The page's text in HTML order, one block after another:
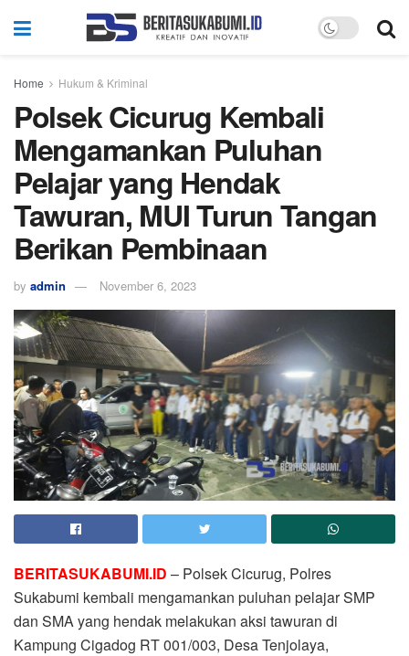
Home Hukum & Kriminal
Polsek Cicurug Kembali
Mengamankan Puluhan
Pelajar yang Hendak
Tawuran, MUI Turun Tangan
Berikan Pembinaan
by admin November 6, 2023
BERITASUKABUMI.ID – Polsek Cicurug, Polres
Sukabumi kembali mengamankan puluhan pelajar SMP
dan SMA yang hendak melakukan aksi tawuran di
Kampung Cigadog RT 001/003, Desa Tenjolaya,